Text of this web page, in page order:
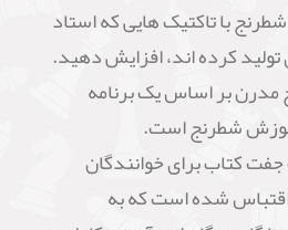
با تاکتیک هایی که استاد
کرده اند، افزایش دهید.
بر اساس یک برنامه
شطرنج است.
جفت کتاب برای خوانندگان
شده است که به